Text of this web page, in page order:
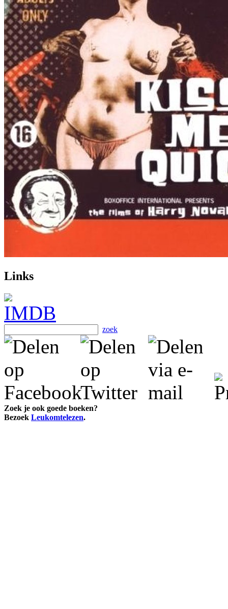
Links
zoek
Zoek je ook goede boeken?
Bezoek Leukomtelezen.